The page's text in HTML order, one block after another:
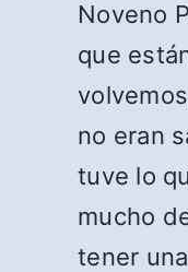
Noveno
que
no eran
tuve lo
mucho
tener